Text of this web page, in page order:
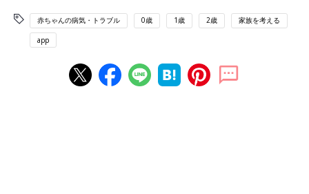
赤ちゃんの病気・トラブル 0歳 1歳 2歳 家族を考える
app